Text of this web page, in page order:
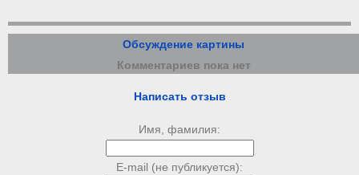
Обсуждение картины
Комментариев пока нет
Написать отзыв
Имя, фамилия:
E-mail (не публикуется):